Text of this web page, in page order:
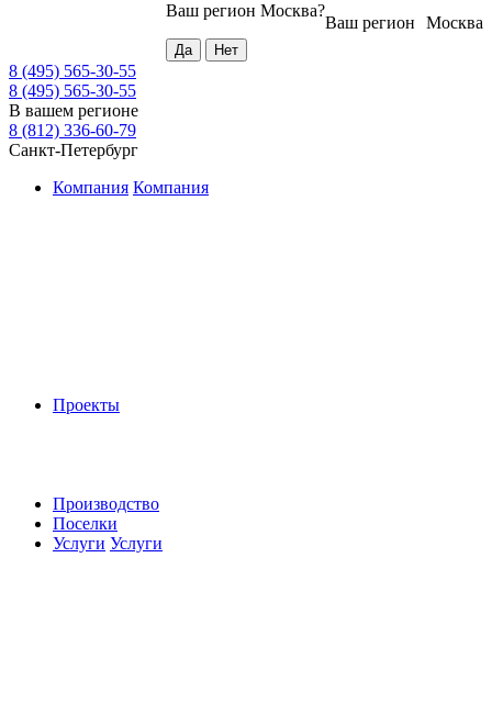
Москва
Ваш регион
Ваш регион Москва?
8 (495) 565-30-55
8 (495) 565-30-55
В вашем регионе
8 (812) 336-60-79
Санкт-Петербург
Компания Компания
Проекты
Производство
Поселки
Услуги Услуги